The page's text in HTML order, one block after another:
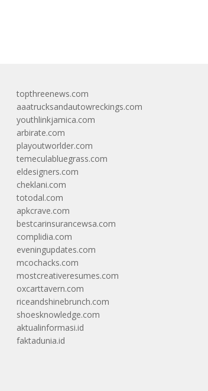
topthreenews.com
aaatrucksandautowreckings.com
youthlinkjamica.com
arbirate.com
playoutworlder.com
temeculabluegrass.com
eldesigners.com
cheklani.com
totodal.com
apkcrave.com
bestcarinsurancewsa.com
complidia.com
eveningupdates.com
mcochacks.com
mostcreativeresumes.com
oxcarttavern.com
riceandshinebrunch.com
shoesknowledge.com
aktualinformasi.id
faktadunia.id